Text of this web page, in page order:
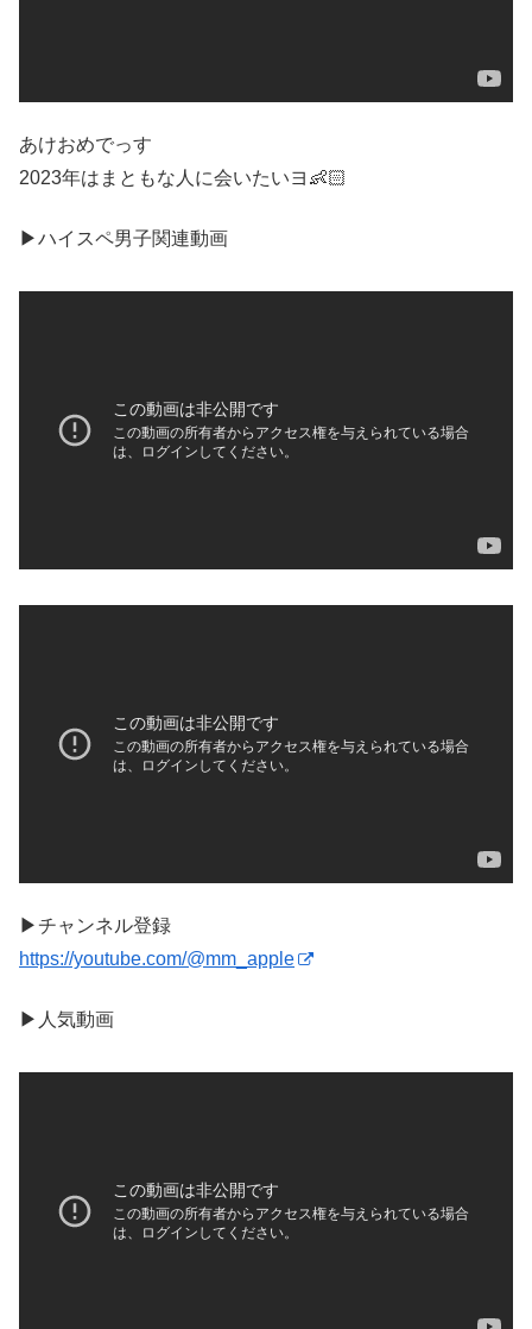
あけおめでっす
2023年はまともな人に会いたいヨ👶🏻
▶︎ハイスペ男子関連動画
▶︎チャンネル登録
https://youtube.com/@mm_apple
▶︎人気動画